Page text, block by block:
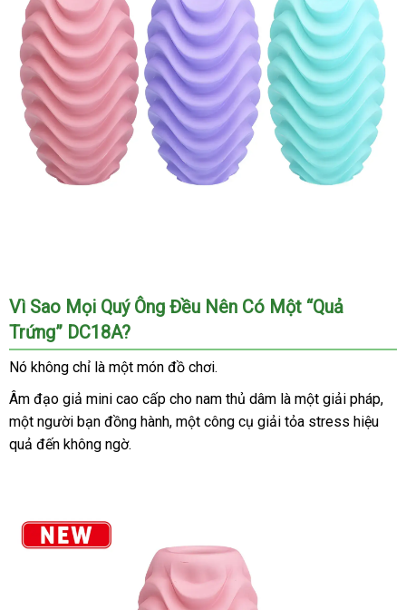
Âm
Đạo
Giả
Mini
Cao
Cấp
Cho
Nam
Thủ
DC18A
Vì Sao Mọi Quý Ông Đều Nên Có Một “Quả
Trứng” DC18A?
Nó không chỉ là một món đồ chơi.
Âm đạo giả mini cao cấp cho nam thủ dâm là một giải phápmới
,
một người bạn đồng hànhăn
, một công cụ giải tỏa stress hiệu
quả đến không ngờ.